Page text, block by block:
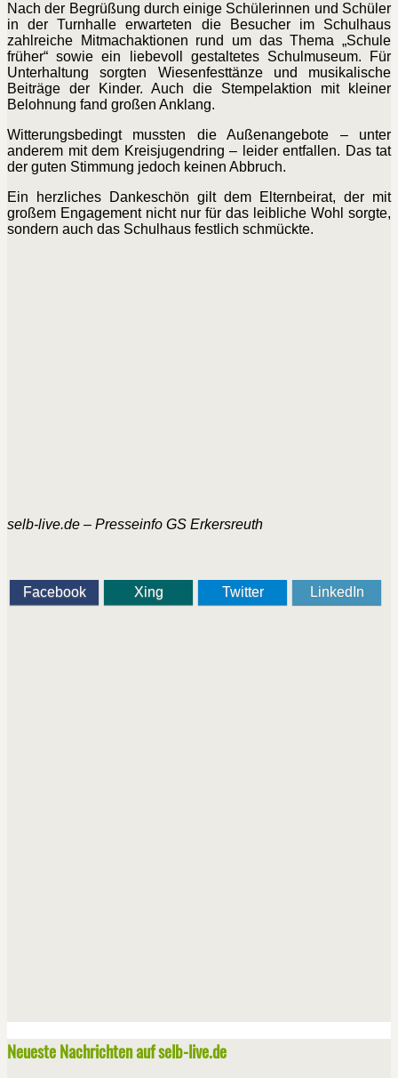
Nach der Begrüßung durch einige Schülerinnen und Schüler
in der Turnhalle erwarteten die Besucher im Schulhaus
zahlreiche Mitmachaktionen rund um das Thema „Schule
früher“ sowie ein liebevoll gestaltetes Schulmuseum. Für
Unterhaltung sorgten Wiesenfesttänze und musikalische
Beiträge der Kinder. Auch die Stempelaktion mit kleiner
Belohnung fand großen Anklang.
Witterungsbedingt mussten die Außenangebote – unter
anderem mit dem Kreisjugendring – leider entfallen. Das tat
der guten Stimmung jedoch keinen Abbruch.
Ein herzliches Dankeschön gilt dem Elternbeirat, der mit
großem Engagement nicht nur für das leibliche Wohl sorgte,
sondern auch das Schulhaus festlich schmückte.
selb-live.de – Presseinfo GS Erkersreuth
Facebook Xing Twitter LinkedIn
Neueste Nachrichten auf selb-live.de